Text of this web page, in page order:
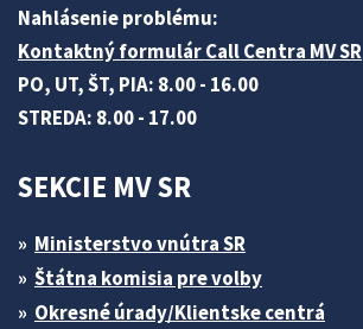
Nahlásenie problému:
Kontaktný formulár Call Centra MV SR
PO, UT, ŠT, PIA: 8.00 - 16.00
STREDA: 8.00 - 17.00
SEKCIE MV SR
Ministerstvo vnútra SR
Štátna komisia pre volby
Okresné úrady/Klientske centrá